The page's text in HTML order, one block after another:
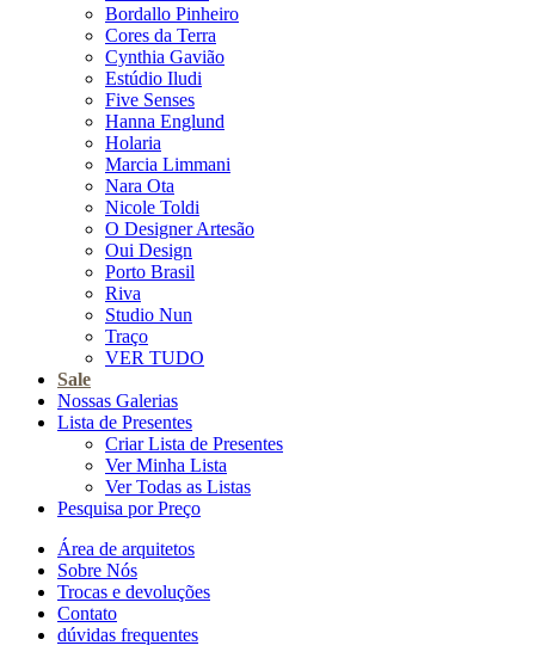
Bordallo Pinheiro
Cores da Terra
Cynthia Gavião
Estúdio Iludi
Five Senses
Hanna Englund
Holaria
Marcia Limmani
Nara Ota
Nicole Toldi
O Designer Artesão
Oui Design
Porto Brasil
Riva
Studio Nun
Traço
VER TUDO
Sale
Nossas Galerias
Lista de Presentes
Criar Lista de Presentes
Ver Minha Lista
Ver Todas as Listas
Pesquisa por Preço
Área de arquitetos
Sobre Nós
Trocas e devoluções
Contato
dúvidas frequentes